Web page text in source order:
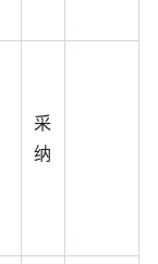
采
纳